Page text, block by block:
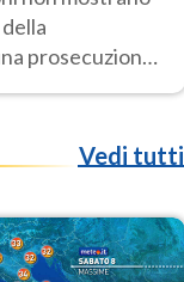
prosecuzione
per molti
Vedi tutti